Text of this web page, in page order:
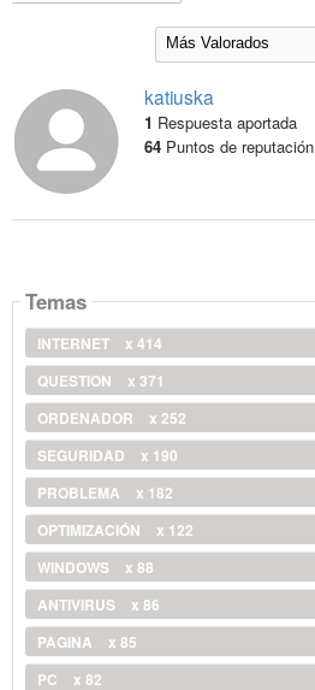
katiuska
1 Respuesta aportada
64Puntos de reputación
Temas
INTERNET
x 414
QUESTION
x 371
ORDENADOR
x 252
SEGURIDAD
x 190
PROBLEMA
x 182
OPTIMIZACIÓN
x 122
WINDOWS
x 88
ANTIVIRUS
x 86
PAGINA
x 85
PC
x 82